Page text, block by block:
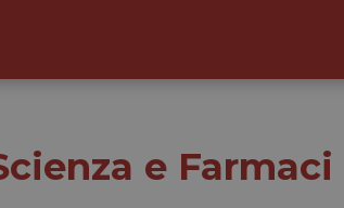
e Farmaci